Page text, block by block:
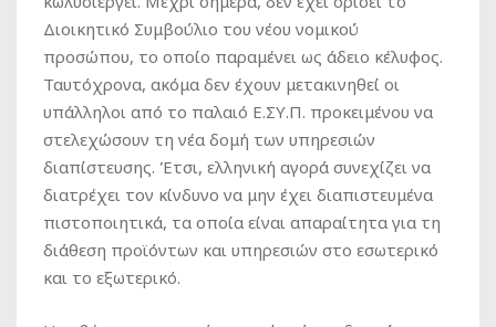
Διοικητικό Συμβούλιο του νέου νομικού
προσώπου, το οποίο παραμένει ως άδειο κέλυφος.
Ταυτόχρονα, ακόμα δεν έχουν μετακινηθεί οι
υπάλληλοι από το παλαιό Ε.ΣΥ.Π. προκειμένου να
στελεχώσουν τη νέα δομή των υπηρεσιών
διαπίστευσης. Έτσι, ελληνική αγορά συνεχίζει να
διατρέχει τον κίνδυνο να μην έχει διαπιστευμένα
πιστοποιητικά, τα οποία είναι απαραίτητα για τη
διάθεση προϊόντων και υπηρεσιών στο εσωτερικό
και το εξωτερικό.